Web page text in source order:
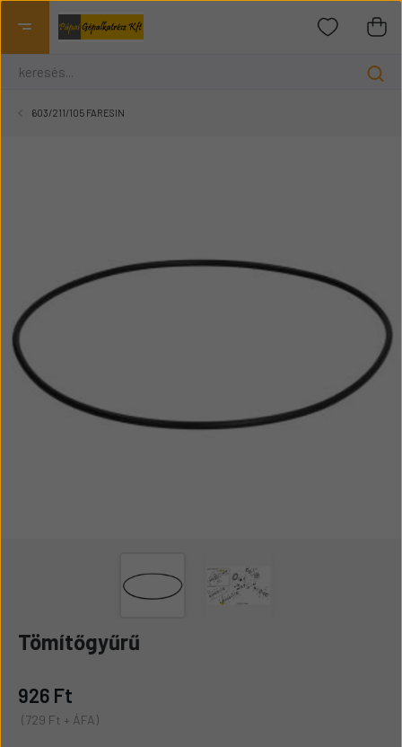
603/211/105 FARESIN
Tömítőgyűrű
926 Ft
(729 Ft + ÁFA)